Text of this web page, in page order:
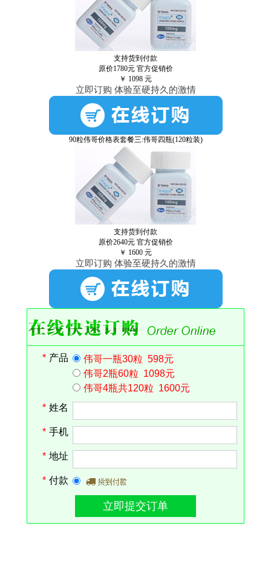
支持货到付款
原价1780元 官方促销价
￥ 1098 元
立即订购 体验至硬持久的激情
90粒伟哥价格表套餐三:伟哥四瓶(120粒装)
支持货到付款
原价2640元 官方促销价
￥ 1600 元
立即订购 体验至硬持久的激情